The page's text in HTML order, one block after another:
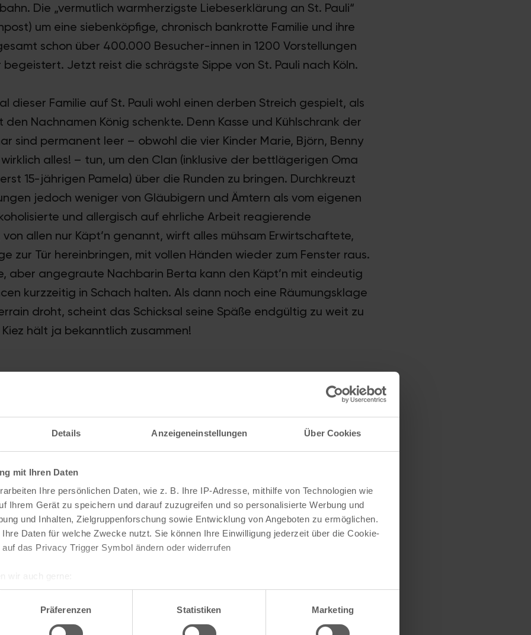
Details Anzeigeneinstellungen Über Cookies
mit Ihren Daten
Ihre persönlichen Daten, wie z. B. Ihre IP-Adresse, mithilfe von Technologien wie
Ihrem Gerät zu speichern und darauf zuzugreifen und so personalisierte Werbung und
und Inhalten, Zielgruppenforschung sowie Entwicklung von Angeboten zu ermöglichen.
Daten für welche Zwecke nutzt. Sie können Ihre Einwilligung jederzeit über die Cookie-
das Privacy Trigger Symbol ändern oder widerrufen
geografische Lage erfassen, welche bis auf einige Meter genau sein können
Scannen nach bestimmten Merkmalen (Fingerprinting) identifizieren
Ihre persönlichen Daten verarbeitet werden, und legen Sie Ihre Präferenzen imAbschnitt
Präferenzen Statistiken Marketing
Die „vermutlich warmherzigste Liebeserklärung an St. Pauli“
um eine siebenköpfige, chronisch bankrotte Familie und ihre
schon über 400.000 Besucher-innen in 1200 Vorstellungen
Jetzt reist die schrägste Sippe von St. Pauli nach Köln.
dieser Familie auf St. Pauli wohl einen derben Streich gespielt, als
Nachnamen König schenkte. Denn Kasse und Kühlschrank der
sind permanent leer – obwohl die vier Kinder Marie, Björn, Benny
alles! – tun, um den Clan (inklusive der bettlägerigen Oma
15-jährigen Pamela) über die Runden zu bringen. Durchkreuzt
jedoch weniger von Gläubigern und Ämtern als vom eigenen
und allergisch auf ehrliche Arbeit reagierende
allen nur Käpt’n genannt, wirft alles mühsam Erwirtschaftete,
zur Tür hereinbringen, mit vollen Händen wieder zum Fenster raus.
aber angegraute Nachbarin Berta kann den Käpt’n mit eindeutig
kurzzeitig in Schach halten. Als dann noch eine Räumungsklage
droht, scheint das Schicksal seine Späße endgültig zu weit zu
hält ja bekanntlich zusammen!
anzeigen